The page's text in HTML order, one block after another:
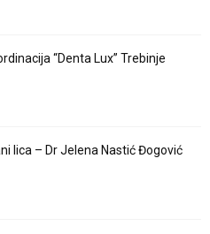
“Denta Lux” Trebinje
lica – Dr Jelena Nastić Đogović